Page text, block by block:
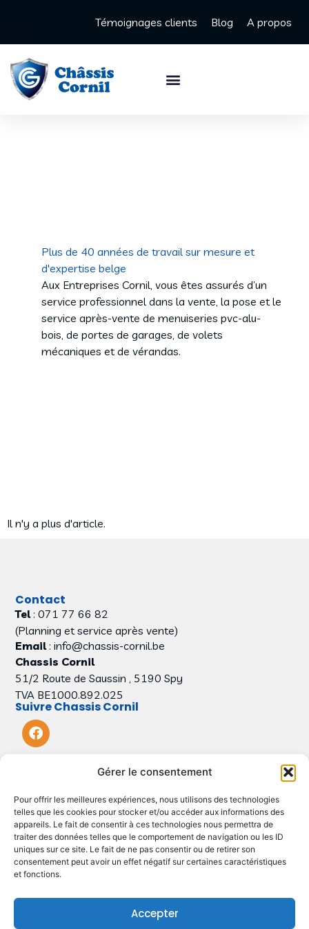
Gérer le consentement
Pour offrir les meilleures expériences, nous utilisons des technologies
telles que les cookies pour stocker et/ou accéder aux informations des
appareils. Le fait de consentir à ces technologies nous permettra de
traiter des données telles que le comportement de navigation ou les ID
uniques sur ce site. Le fait de ne pas consentir ou de retirer son
consentement peut avoir un effet négatif sur certaines caractéristiques
et fonctions.
Accepter
Témoignages clients Blog A propos
Plus de 40 années de travail sur mesure et
d'expertise belge
Aux Entreprises Cornil, vous êtes assurés d’un
service professionnel dans la vente, la pose et le
service après-vente de menuiseries pvc-alu-
bois, de portes de garages, de volets
mécaniques et de vérandas.
Il n'y a plus d'article.
Menu
Produits
Primes
Contact
Contact
Tel: 071 77 66 82
(Planning et service après vente)
Email: info@chassis-cornil.be
Chassis Cornil
51/2 Route de Saussin , 5190 Spy
TVA BE1000.892.025
Suivre Chassis Cornil